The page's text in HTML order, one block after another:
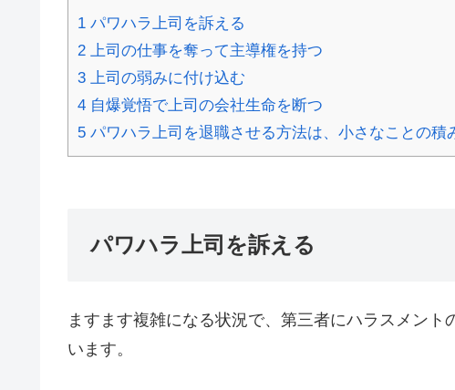
1 パワハラ上司を訴える
2 上司の仕事を奪って主導権を持つ
3 上司の弱みに付け込む
4 自爆覚悟で上司の会社生命を断つ
5 パワハラ上司を退職させる方法は、小さなことの積
パワハラ上司を訴える
ますます複雑になる状況で、第三者にハラスメン
います。